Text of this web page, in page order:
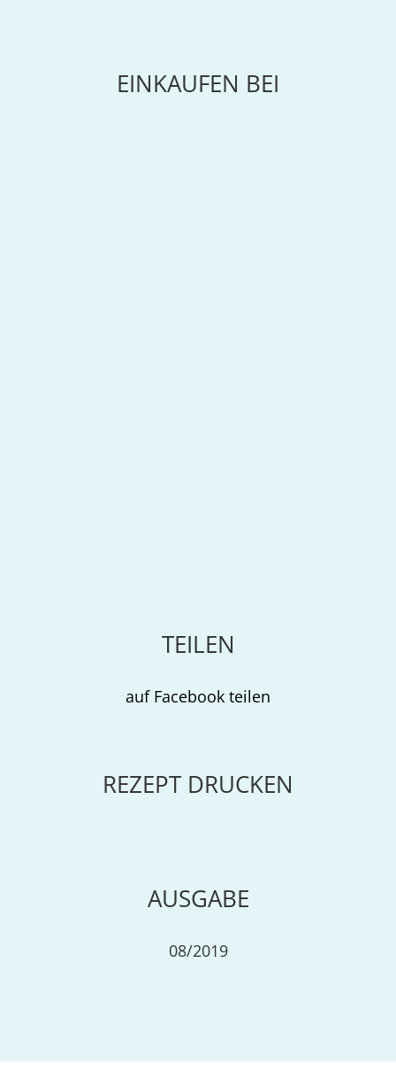
EINKAUFEN BEI
TEILEN
auf Facebook teilen
REZEPT DRUCKEN
AUSGABE
08/2019